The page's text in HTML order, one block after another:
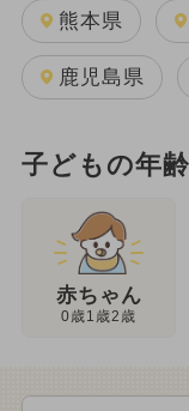
熊本県
鹿児島県
子どもの年
赤ちゃん
0歳1歳2歳